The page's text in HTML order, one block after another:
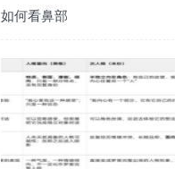
如何看鼻部